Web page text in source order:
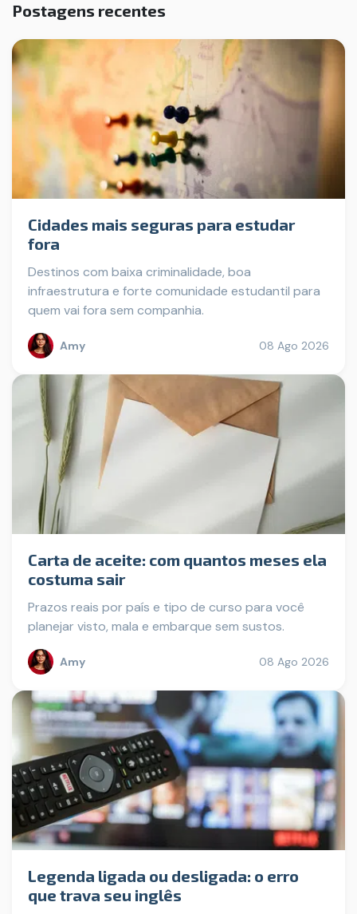
Postagens recentes
Cidades mais seguras para estudar
fora
Destinos com baixa criminalidade, boa
infraestrutura e forte comunidade estudantil para
quem vai fora sem companhia.
Amy 08 Ago 2026
Carta de aceite: com quantos meses ela
costuma sair
Prazos reais por país e tipo de curso para você
planejar visto, mala e embarque sem sustos.
Amy 08 Ago 2026
Legenda ligada ou desligada: o erro
que trava seu inglês